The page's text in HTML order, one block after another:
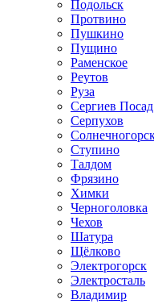
Подольск
Протвино
Пушкино
Пущино
Раменское
Реутов
Руза
Сергиев Посад
Серпухов
Ступино
Талдом
Фрязино
Химки
Черноголовка
Чехов
Шатура
Щёлково
Электрогорск
Электросталь
Владимир